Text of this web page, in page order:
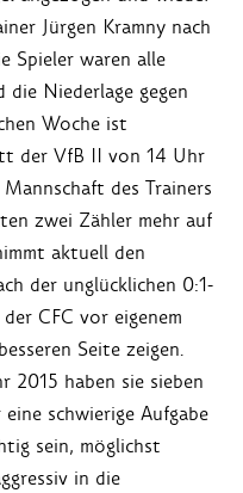
Jürgen Kramny nach
Spieler waren alle
Niederlage gegen
Woche ist
der VfB II von 14 Uhr
des Trainers
zwei Zähler mehr auf
aktuell den
der unglücklichen 0:1-
CFC vor eigenem
Seite zeigen.
2015 haben sie sieben
schwierige Aufgabe
sein, möglichst
in die